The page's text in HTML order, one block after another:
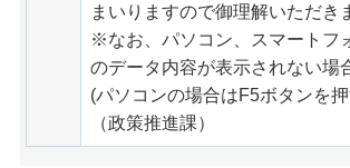
まいりますので御理解いただき
※なお、パソコン、スマートフ
のデータ内容が表示されない場
(パソコンの場合はF5ボタンを
（政策推進課）